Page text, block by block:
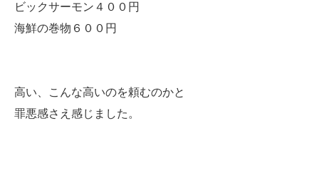
ビックサーモン４００円
海鮮の巻物６００円
高い、こんな高いのを頼むのかと
罪悪感さえ感じました。